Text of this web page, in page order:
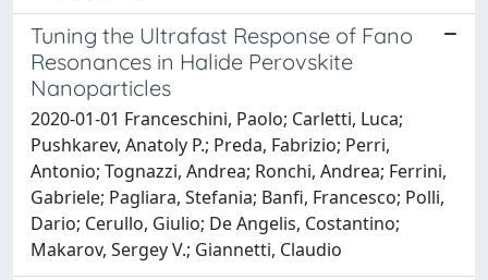
Tuning the Ultrafast Response of Fano
Resonances in Halide Perovskite
Nanoparticles
2020-01-01 Franceschini, Paolo; Carletti, Luca;
Pushkarev, Anatoly P.; Preda, Fabrizio; Perri,
Antonio; Tognazzi, Andrea; Ronchi, Andrea; Ferrini,
Gabriele; Pagliara, Stefania; Banfi, Francesco; Polli,
Dario; Cerullo, Giulio; De Angelis, Costantino;
Makarov, Sergey V.; Giannetti, Claudio